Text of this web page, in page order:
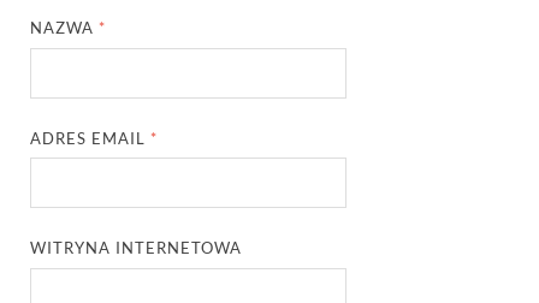
NAZWA *
ADRES EMAIL *
WITRYNA INTERNETOWA